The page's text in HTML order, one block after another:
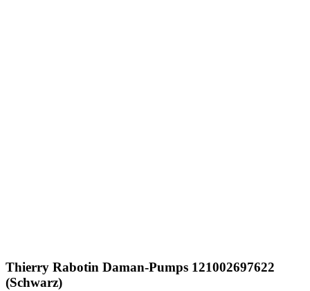
Thierry Rabotin Daman-Pumps 121002697622
(Schwarz)